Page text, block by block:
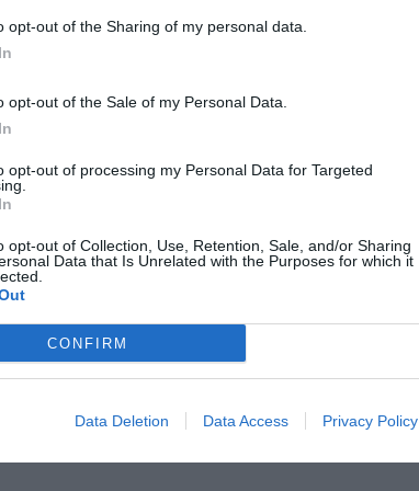
opt-out of the Sharing of my personal data.
opt-out of the Sale of my Personal Data.
opt-out of processing my Personal Data for Targeted
opt-out of Collection, Use, Retention, Sale, and/or Sharing
Data that Is Unrelated with the Purposes for which it
CONFIRM
Data Deletion Data Access Privacy Policy
visibile, per le vie cittadine fra il borgo alto
curata dall’
Associazione Giglio Rosso di
Comune di Castelfiorentino - Ufficio stampa
1,35 milioni per 121 strutture: anche
Empoli e San Miniato
digitalizzata per la presentazione
domande. Sono queste le principali novità del